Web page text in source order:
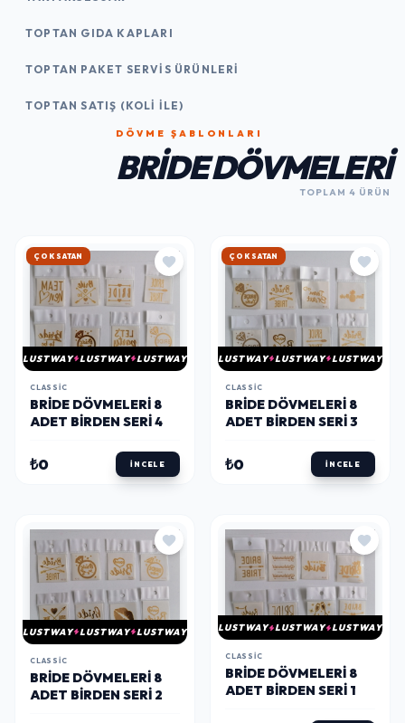
TOPTAN GIDA KAPLARI
TOPTAN PAKET SERVIS ÜRÜNLERI
TOPTAN SATIŞ (KOLI İLE)
DÖVME ŞABLONLARI
BRIDE DÖVMELERI
TOPLAM 4 ÜRÜN
ÇOK SATAN
LUSTWAY LUSTWAY LUSTWAY
CLASSIC
BRIDE DÖVMELERI 8
ADET BIRDEN SERI 4
₺0 İNCELE
ÇOK SATAN
LUSTWAY LUSTWAY LUSTWAY
CLASSIC
BRIDE DÖVMELERI 8
ADET BIRDEN SERI 3
₺0 İNCELE
LUSTWAY LUSTWAY LUSTWAY
CLASSIC
BRIDE DÖVMELERI 8
ADET BIRDEN SERI 2
LUSTWAY LUSTWAY LUSTWAY
CLASSIC
BRIDE DÖVMELERI 8
ADET BIRDEN SERI 1